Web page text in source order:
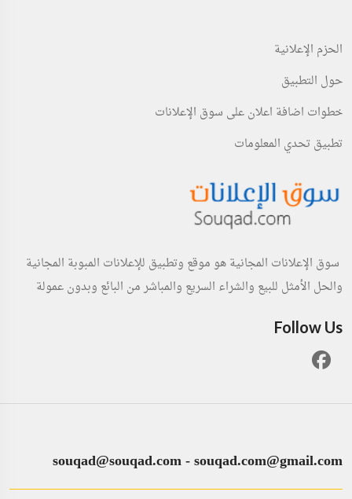
الحزم الإعلانية
حول التطبيق
خطوات اضافة اعلان على سوق الإعلانات
تطبيق تحدي المعلومات
سوق الإعلانات المجانية هو موقع وتطبيق للإعلانات المبوبة المجانية
والحل الأمثل للبيع والشراء السريع والمباشر من البائع وبدون عمولة
Follow Us
souqad@souqad.com-souqad.com@gmail.com